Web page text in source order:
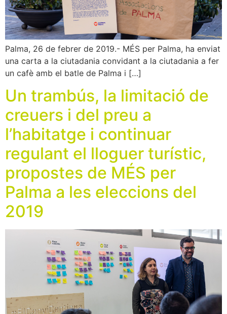
Palma, 26 de febrer de 2019.- MÉS per Palma, ha enviat
una carta a la ciutadania convidant a la ciutadania a fer
un cafè amb el batle de Palma i […]
Un trambús, la limitació de
creuers i del preu a
l’habitatge i continuar
regulant el lloguer turístic,
propostes de MÉS per
Palma a les eleccions del
2019